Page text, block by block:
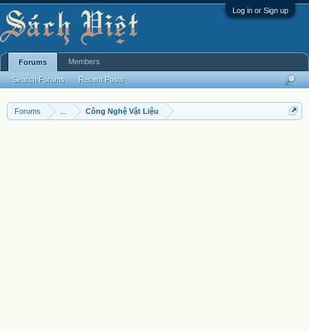
Log in or Sign up
Forums Công Nghệ Vật Liệu
Forums
Search Forums Recent Posts
Members